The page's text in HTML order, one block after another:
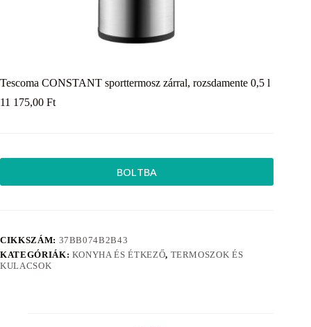
Tescoma CONSTANT sporttermosz zárral, rozsdamente 0,5 l
11 175,00 Ft
BOLTBA
CIKKSZÁM: 37BB074B2B43
KATEGÓRIÁK: KONYHA ÉS ÉTKEZŐ, TERMOSZOK ÉS
KULACSOK